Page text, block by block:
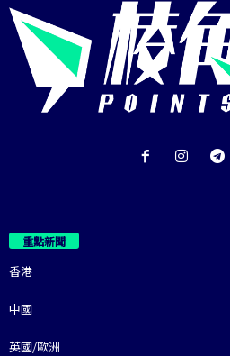
重點新聞
香港
中國
英國/歐洲